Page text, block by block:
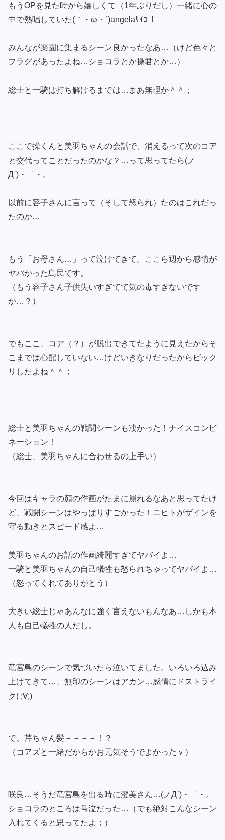
もうOPを見た時から嬉しくて（1年ぶりだし）一緒に心の
中で熱唱していた(｀・ω・´)angelaｻｲｺｰ!
みんなが楽園に集まるシーン良かったなあ…（けど色々と
フラグがあったよね…ショコラとか操君とか…）
総士と一騎は打ち解けるまでは…まあ無理か＾＾；
ここで操くんと美羽ちゃんの会話で、消えるって次のコア
と交代ってことだったのかな？…って思ってたら(ノ
Д`)・゜・。
以前に容子さんに言って（そして怒られ）たのはこれだっ
たのか…
もう「お母さん…」って泣けてきて。ここら辺から感情が
ヤバかった島民です。
（もう容子さん子供失いすぎてて気の毒すぎないです
か…？）
でもここ、コア（？）が脱出できてたように見えたからそ
こまでは心配していない…けどいきなりだったからビック
リしたよね＾＾；
総士と美羽ちゃんの戦闘シーンも凄かった！ナイスコンビ
ネーション！
（総士、美羽ちゃんに合わせるの上手い）
今回はキャラの顏の作画がたまに崩れるなあと思ってたけ
ど、戦闘シーンはやっぱりすごかった！ニヒトがザインを
守る動きとスピード感よ…
美羽ちゃんのお話の作画綺麗すぎてヤバイよ…
一騎と美羽ちゃんの自己犠牲も怒られちゃってヤバイよ…
（怒ってくれてありがとう）
大きい総士じゃあんなに強く言えないもんなあ…しかも本
人も自己犠牲の人だし。
竜宮島のシーンで気づいたら泣いてました。いろいろ込み
上げてきて…、無印のシーンはアカン…感情にドストライ
ク( ;∀;)
で、芹ちゃん髪－－－－！？
（コアズと一緒だからかお元気そうでよかったｖ）
咲良…そうだ竜宮島を出る時に澄美さん…(ノД`)・゜・。
ショコラのところは号泣だった…（でも絶対こんなシーン
入れてくると思ってたよ；）